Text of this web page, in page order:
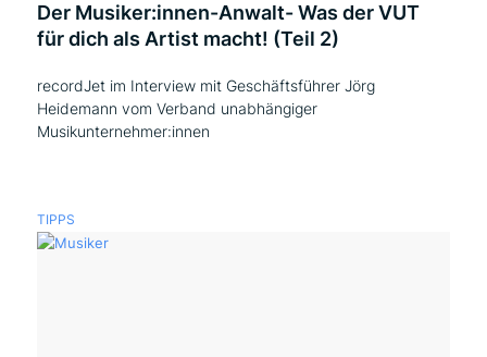
Der Musiker:innen-Anwalt- Was der VUT
für dich als Artist macht! (Teil 2)
recordJet im Interview mit Geschäftsführer Jörg
Heidemann vom Verband unabhängiger
Musikunternehmer:innen
TIPPS